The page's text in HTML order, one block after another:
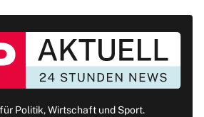
Politik, Wirtschaft und Sport.